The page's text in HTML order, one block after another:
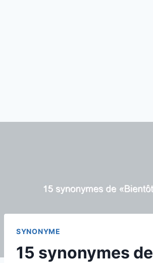
SYNONYME
15 synonymes de